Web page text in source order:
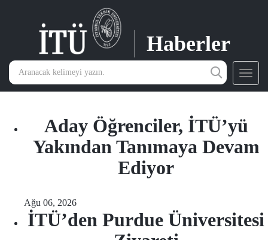
Haberler
Aday Öğrenciler, İTÜ’yü
Yakından Tanımaya Devam
Ediyor
Ağu 06, 2026
İTÜ’den Purdue Üniversitesi